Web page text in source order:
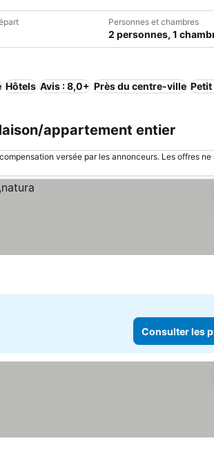
Personnes et chambres
2 personnes, 1
Hôtels Avis : 8,0+ Près du centre-ville
appartement entier
versée par les annonceurs. Les offres ne
Consulter les